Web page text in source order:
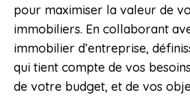
pour maximiser la valeur de
immobiliers. En collaborant
immobilier d’entreprise,
qui tient compte de vos
de votre budget, et de vos